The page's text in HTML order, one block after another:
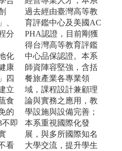
、
分
化
康
四
立
食
的
即
看
過去經由臺灣高等教
育評鑑中心及美國AC
PHA認證，目前剛獲
得台灣高等教育評鑑
中心品保認證。本系
師資陣容堅強，含括
餐旅產業各專業領
域，課程設計兼顧理
論與實務之應用，教
學設施與設備完善；
本系重視國際化發
展，與多所國際知名
大學交流，提升學生